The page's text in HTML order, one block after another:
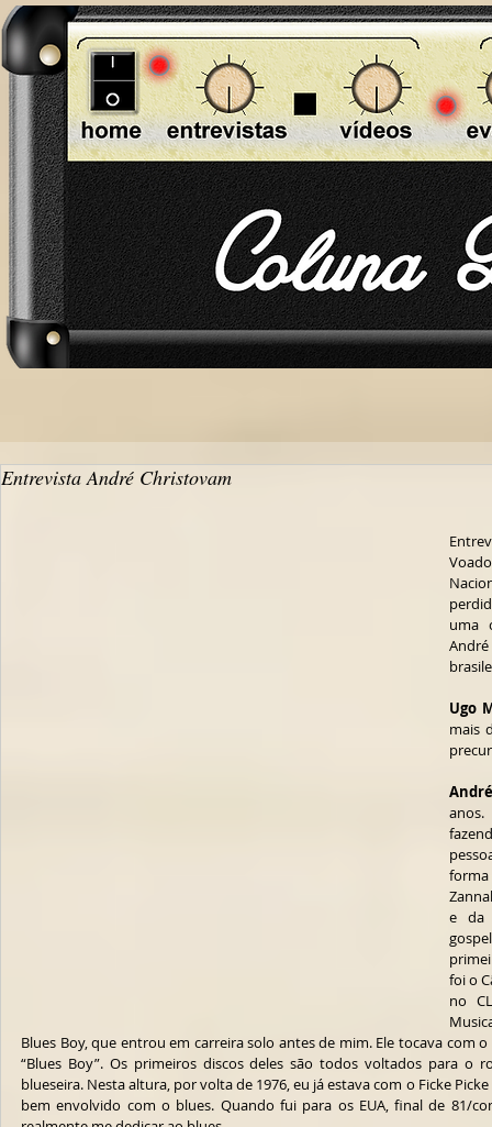
Entrevista André Christovam
uma
Ugo
mais
e da
foi o
no
Blues Boy, que entrou em carreira solo antes de mim. Ele tocava com
“Blues Boy”. Os primeiros discos deles são todos voltados para o
blueseira. Nesta altura, por volta de 1976, eu já estava com o Ficke
bem envolvido com o blues. Quando fui para os EUA, final de 81/